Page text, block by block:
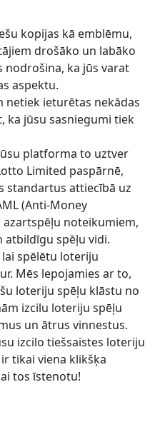
kopijas kā emblēmu,
drošāko un labāko
nodrošina, ka jūs varat
aspektu.
netiek ieturētas nekādas
ka jūsu sasniegumi tiek
platforma to uztver
Limited paspārnē,
standartus attiecībā uz
(Anti-Money
noteikumiem,
spēļu vidi.
spēlētu loteriju
Mēs lepojamies ar to,
loteriju spēļu klāstu no
izcilu loteriju spēļu
un ātrus vinnestus.
izcilo tiešsaistes loteriju
tikai viena klikšķa
tos īstenotu!